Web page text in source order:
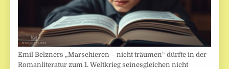
Emil Belzners „Marschieren – nicht träumen“ dürfte in der
Romanliteratur zum 1. Weltkrieg seinesgleichen nicht